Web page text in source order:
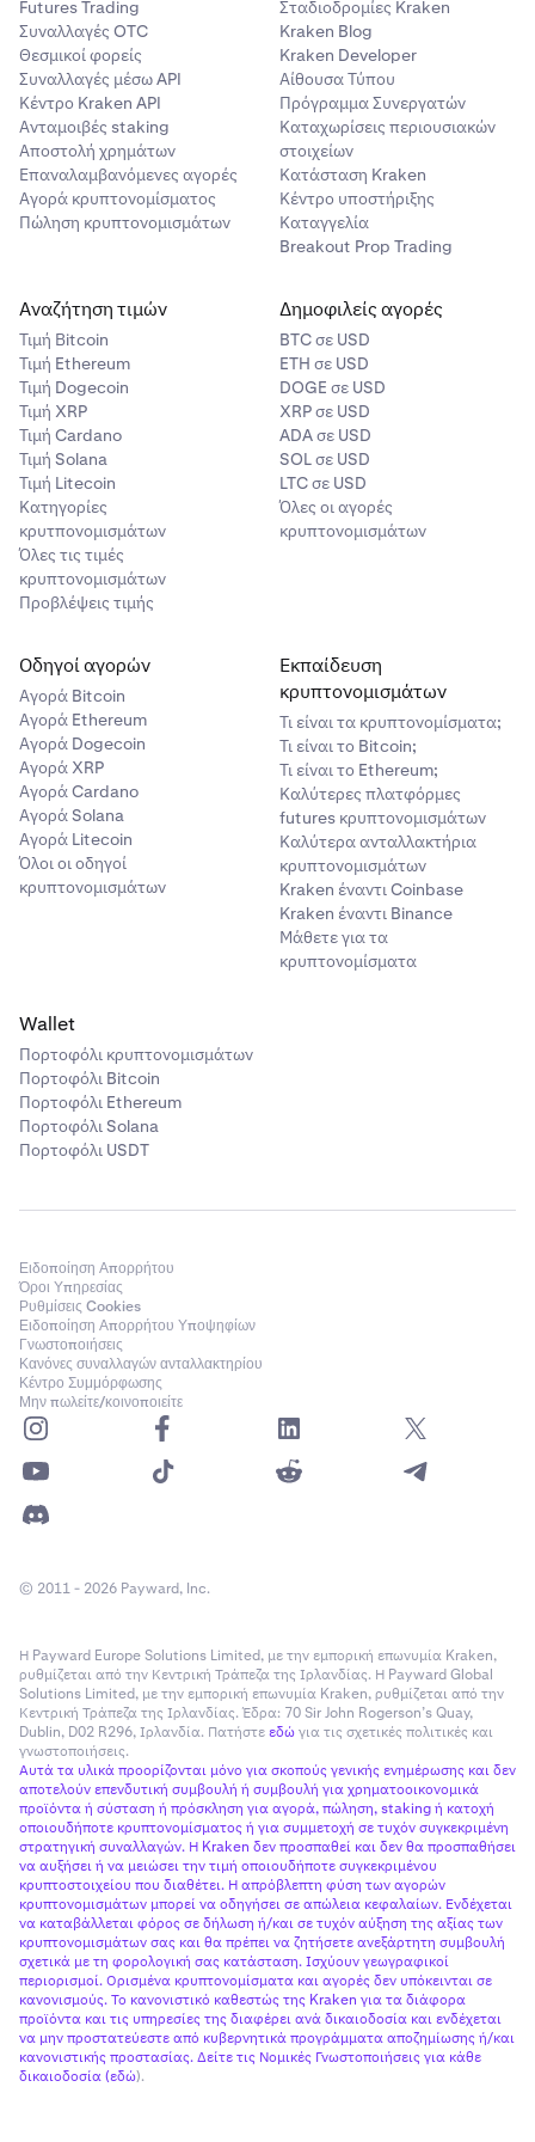
•
Όλοι οι άλλοι πελάτες θα περιορίζονται σε ένα
καθαρό ποσό αγοράς 30.000 CAD $ σε μια κυλιόμενη
περίοδο 12 μηνών.
Για να μάθετε περισσότερα σχετικά με τα όρια καθαρών
αγορών και να δείτε παραδείγματα του τρόπου
λειτουργίας τους, ανατρέξτε σε αυτό τοάρθρο
υποστήριξης.
Επιτρεπόμενο Πελάτη, Διαπιστευμένο Επενδυτή και
Επιλέξιμο Επενδυτή, ανατρέξτε σε αυτό το
υποστήριξης.
Futures Trading
Συναλλαγές OTC
Θεσμικοί φορείς
Συναλλαγές μέσω API
Κέντρο Kraken API
Ανταμοιβές staking
Αποστολή χρημάτων
Επαναλαμβανόμενες αγορές
Αγορά κρυπτονομίσματος
Πώληση κρυπτονομισμάτων
Σταδιοδρομίες Kraken
Kraken Blog
Kraken Developer
Αίθουσα Τύπου
Πρόγραμμα Συνεργατών
Καταχωρίσεις περιουσιακών
στοιχείων
Κατάσταση Kraken
Κέντρο υποστήριξης
Καταγγελία
Breakout Prop Trading
Αναζήτηση τιμών
Τιμή Βitcoin
Τιμή Ethereum
Τιμή Dogecoin
Τιμή XRP
Τιμή Cardano
Τιμή Solana
Τιμή Litecoin
Κατηγορίες
κρυτπονομισμάτων
Όλες τις τιμές
κρυπτονομισμάτων
Προβλέψεις τιμής
Δημοφιλείς αγορές
BTC σε USD
ETH σε USD
DOGE σε USD
XRP σε USD
ADA σε USD
SOL σε USD
LTC σε USD
Όλες οι αγορές
κρυπτονομισμάτων
Οδηγοί αγορών
Αγορά Bitcoin
Αγορά Ethereum
Αγορά Dogecoin
Αγορά XRP
Αγορά Cardano
Αγορά Solana
Αγορά Litecoin
Όλοι οι οδηγοί
κρυπτονομισμάτων
Εκπαίδευση
κρυπτονομισμάτων
Τι είναι τα κρυπτονομίσματα;
Τι είναι το Bitcoin;
Τι είναι το Ethereum;
Καλύτερες πλατφόρμες
futures κρυπτονομισμάτων
Καλύτερα ανταλλακτήρια
κρυπτονομισμάτων
Kraken έναντι Coinbase
Kraken έναντι Binance
Μάθετε για τα
κρυπτονομίσματα
Wallet
Πορτοφόλι κρυπτονομισμάτων
Πορτοφόλι Bitcoin
Πορτοφόλι Ethereum
Πορτοφόλι Solana
Πορτοφόλι USDT
Ειδοποίηση Απορρήτου
Όροι Υπηρεσίας
Ρυθμίσεις Cookies
Ειδοποίηση Απορρήτου Υποψηφίων
Γνωστοποιήσεις
Κανόνες συναλλαγών ανταλλακτηρίου
Κέντρο Συμμόρφωσης
Μην πωλείτε/κοινοποιείτε
© 2011 - 2026 Payward, Inc.
Η Payward Europe Solutions Limited, με την εμπορική επωνυμία Kraken,
ρυθμίζεται από την Κεντρική Τράπεζα της Ιρλανδίας. Η Payward Global
Solutions Limited, με την εμπορική επωνυμία Kraken, ρυθμίζεται από την
Κεντρική Τράπεζα της Ιρλανδίας. Έδρα: 70 Sir John Rogerson’s Quay,
Dublin, D02 R296, Ιρλανδία. Πατήστεεδώγια τις σχετικές πολιτικές και
γνωστοποιήσεις.
Αυτά τα υλικά προορίζονται μόνο για σκοπούς γενικής ενημέρωσης και δεν
αποτελούν επενδυτική συμβουλή ή συμβουλή για χρηματοοικονομικά
προϊόντα ή σύσταση ή πρόσκληση για αγορά, πώληση, staking ή κατοχή
οποιουδήποτε κρυπτονομίσματος ή για συμμετοχή σε τυχόν συγκεκριμένη
στρατηγική συναλλαγών. Η Kraken δεν προσπαθεί και δεν θα προσπαθήσει
να αυξήσει ή να μειώσει την τιμή οποιουδήποτε συγκεκριμένου
κρυπτοστοιχείου που διαθέτει. Η απρόβλεπτη φύση των αγορών
κρυπτονομισμάτων μπορεί να οδηγήσει σε απώλεια κεφαλαίων. Ενδέχεται
να καταβάλλεται φόρος σε δήλωση ή/και σε τυχόν αύξηση της αξίας των
κρυπτονομισμάτων σας και θα πρέπει να ζητήσετε ανεξάρτητη συμβουλή
σχετικά με τη φορολογική σας κατάσταση. Ισχύουν γεωγραφικοί
περιορισμοί. Ορισμένα κρυπτονομίσματα και αγορές δεν υπόκεινται σε
κανονισμούς. Το κανονιστικό καθεστώς της Kraken για τα διάφορα
προϊόντα και τις υπηρεσίες της διαφέρει ανά δικαιοδοσία και ενδέχεται
να μην προστατεύεστε από κυβερνητικά προγράμματα αποζημίωσης ή/και
κανονιστικής προστασίας. Δείτε τις Νομικές Γνωστοποιήσεις για κάθε
δικαιοδοσία (εδώ).